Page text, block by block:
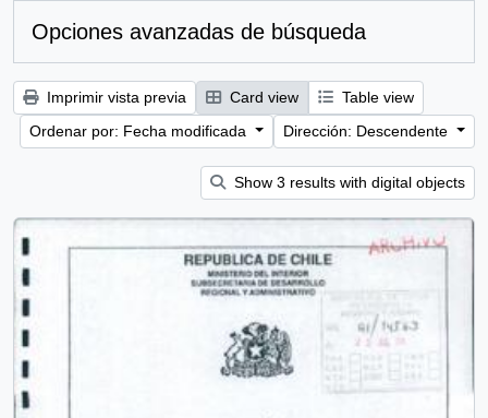
Opciones avanzadas de búsqueda
Imprimir vista previa Card view
Table view
Ordenar por: Fecha modificada
Dirección: Descendente
Show 3 results with digital objects